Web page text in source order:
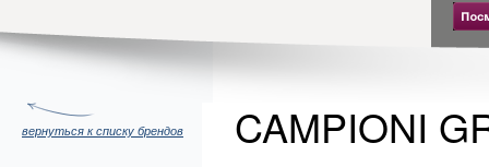
вернуться к списку брендов CAMPIONI